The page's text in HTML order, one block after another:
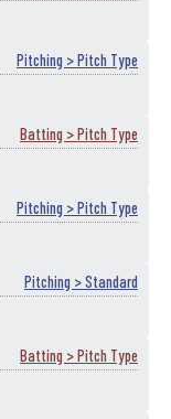
Pitching > Pitch Type
Batting > Pitch Type
Pitching > Pitch Type
Pitching > Standard
Batting > Pitch Type